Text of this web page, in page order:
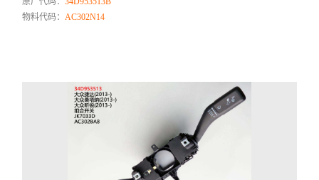
物料代码： AC302N14